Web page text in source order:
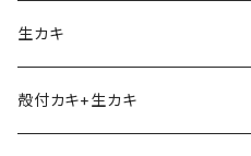
生カキ
殻付カキ+生カキ